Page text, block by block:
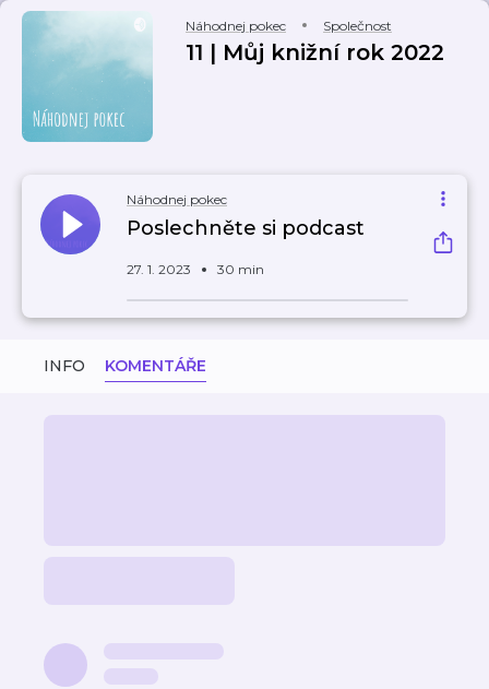
Náhodnej pokec Společnost
11 | Můj knižní rok 2022
Náhodnej pokec
Poslechněte si podcast
27. 1. 2023 30 min
INFO KOMENTÁŘE